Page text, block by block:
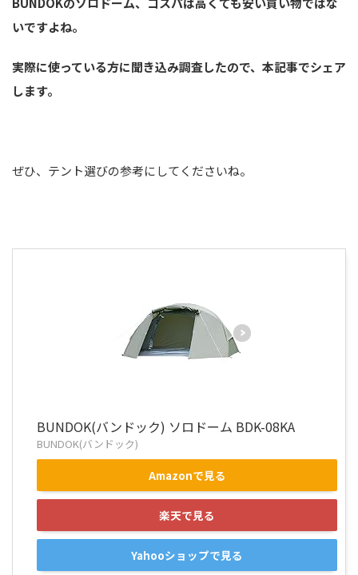
いですよね。
実際に使っている方に聞き込み調査したので、本記事でシェア
します。
ぜひ、テント選びの参考にしてくださいね。
BUNDOK(バンドック) ソロドーム BDK-08KA
BUNDOK(バンドック)
Amazonで見る
楽天で見る
Yahooショップで見る